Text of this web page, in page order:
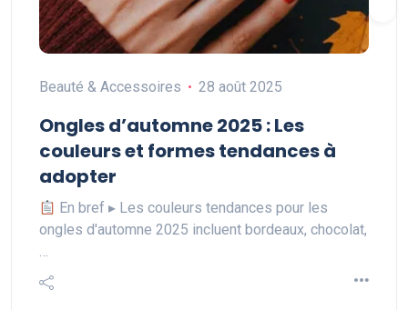
Beauté & Accessoires 28 août 2025
Ongles d’automne 2025 : Les
couleurs et formes tendances à
adopter
En bref ▸ Les couleurs tendances pour les
ongles d'automne 2025 incluent bordeaux, chocolat,
…